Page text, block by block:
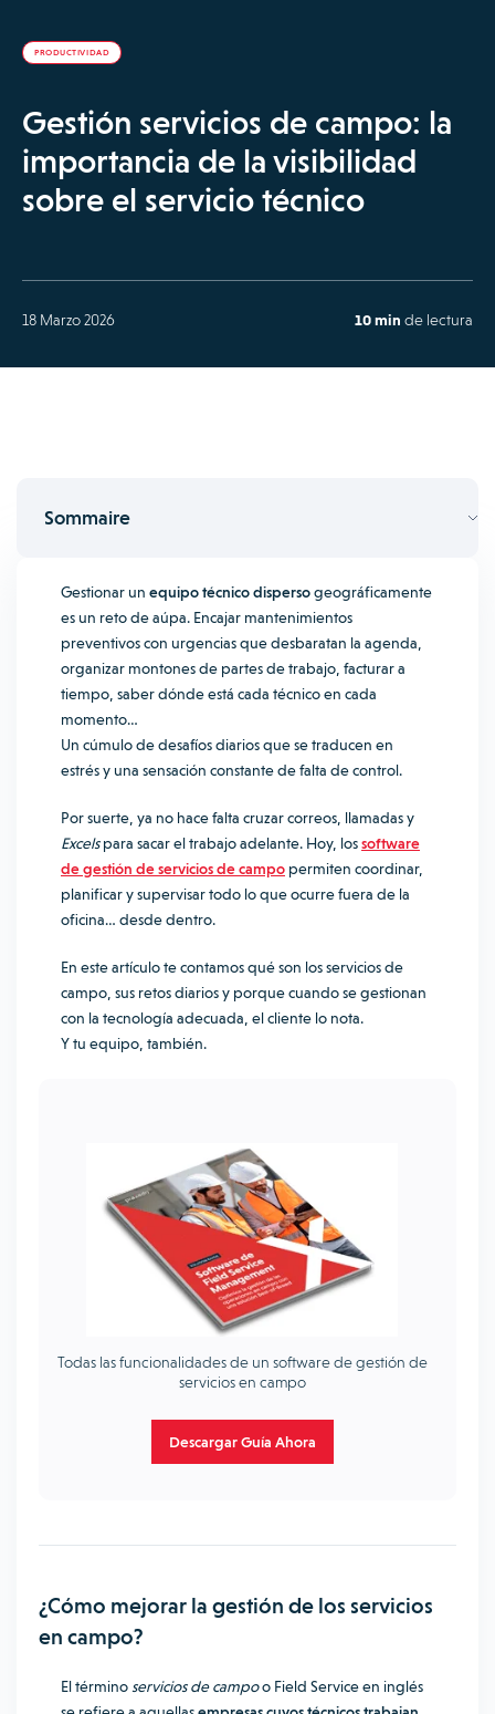
PRODUCTIVIDAD
Gestión servicios de campo: la
importancia de la visibilidad
sobre el servicio técnico
18 Marzo 2026 10 min de lectura
Sommaire
Gestionar un equipo técnico dispersogeográficamente
es un reto de aúpa. Encajar mantenimientos
preventivos con urgencias que desbaratan la agenda,
organizar montones de partes de trabajo, facturar a
tiempo, saber dónde está cada técnico en cada
momento…
Un cúmulo de desafíos diarios que se traducen en
estrés y una sensación constante de falta de control.
Por suerte, ya no hace falta cruzar correos, llamadas y
Excelspara sacar el trabajo adelante. Hoy, lossoftware
de gestión de servicios de campo permiten coordinar,
planificar y supervisar todo lo que ocurre fuera de la
oficina… desde dentro.
En este artículo te contamos qué son los servicios de
campo, sus retos diarios y porque cuando se gestionan
con la tecnología adecuada, el cliente lo nota.
Y tu equipo, también.
Todas las funcionalidades de un software de gestión de
servicios en campo
Descargar Guía Ahora
¿Cómo mejorar la gestión de los servicios
en campo?
El término servicios de campoo Field Service en inglés